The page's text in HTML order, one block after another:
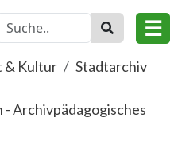
☰
& Kultur
Stadtarchiv
Archivpädagogisches